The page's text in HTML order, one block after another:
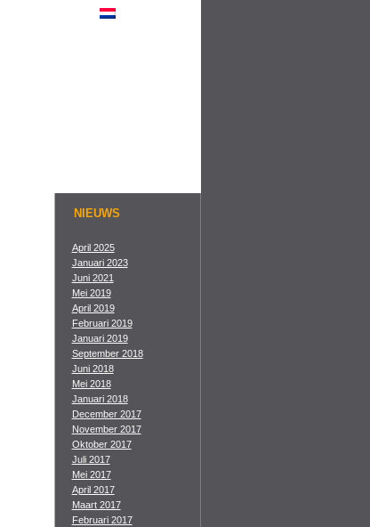
NIEUWS
April 2025
Januari 2023
Juni 2021
Mei 2019
April 2019
Februari 2019
Januari 2019
September 2018
Juni 2018
Mei 2018
Januari 2018
December 2017
November 2017
Oktober 2017
Juli 2017
Mei 2017
April 2017
Maart 2017
Februari 2017